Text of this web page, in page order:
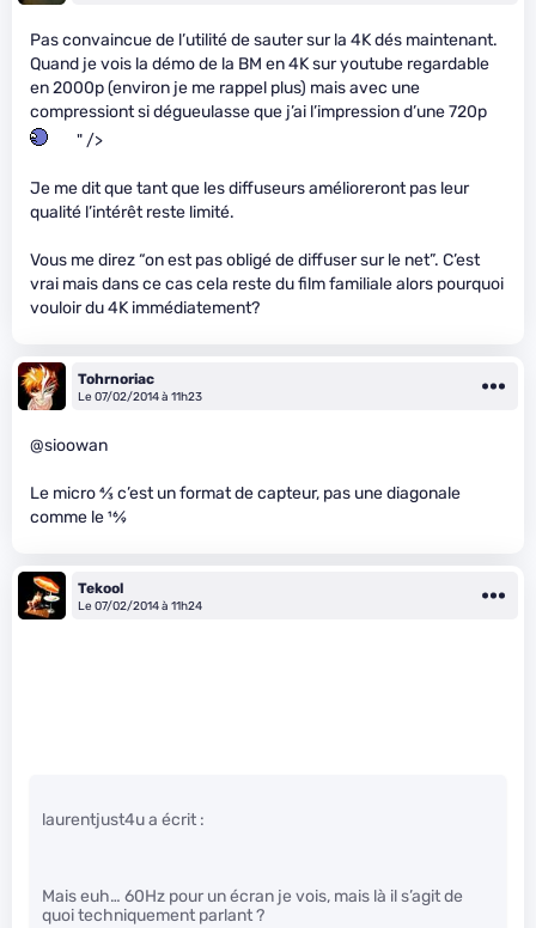
Pas convaincue de l’utilité de sauter sur la 4K dés maintenant.
Quand je vois la démo de la BM en 4K sur youtube regardable
en 2000p (environ je me rappel plus) mais avec une
compressiont si dégueulasse que j’ai l’impression d’une 720p
" />
Je me dit que tant que les diffuseurs amélioreront pas leur
qualité l’intérêt reste limité.
Vous me direz “on est pas obligé de diffuser sur le net”. C’est
vrai mais dans ce cas cela reste du film familiale alors pourquoi
vouloir du 4K immédiatement?
Tohrnoriac
Le 07/02/2014 à 11h23
@sioowan
Le micro4⁄3c’est un format de capteur, pas une diagonale
comme le16⁄9
Tekool
Le 07/02/2014 à 11h24
laurentjust4u a écrit :
Mais euh… 60Hz pour un écran je vois, mais là il s’agit de
quoi techniquement parlant ?